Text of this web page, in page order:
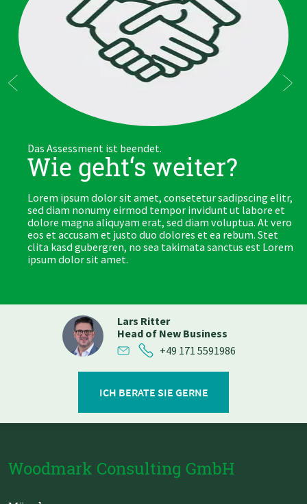
Das Assessment ist beendet.
Wie geht‘s weiter?
Lorem ipsum dolor sit amet, consetetur sadipscing elitr,
sed diam nonumy eirmod tempor invidunt ut labore et
dolore magna aliquyam erat, sed diam voluptua. At vero
eos et accusam et justo duo dolores et ea rebum. Stet
clita kasd gubergren, no sea takimata sanctus est Lorem
ipsum dolor sit amet.
Lars Ritter
Head of New Business
+49 171 5591986
ICH BERATE SIE GERNE
Woodmark Consulting GmbH